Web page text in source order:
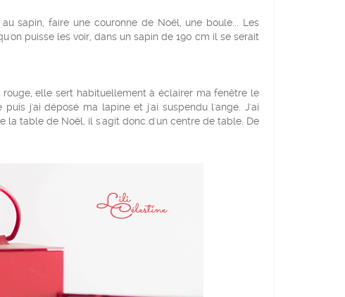
sapin, faire une couronne de Noël, une boule... Les
puisse les voir, dans un sapin de 190 cm il se serait
elle sert habituellement à éclairer ma fenêtre le
j'ai déposé ma lapine et j'ai suspendu l'ange. J'ai
la table de Noël, il s'agit donc d'un centre de table. De